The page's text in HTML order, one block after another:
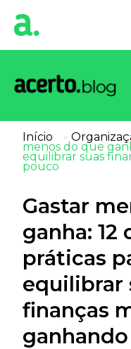
Início >
menos do que
equilibrar suas
pouco
Gastar
ganha: 12
práticas
equilibrar
finanças